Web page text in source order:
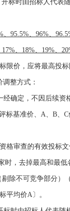
开标时由招标人代表
、 95.5%、 96%、
17%、 18%、 19%、
限价，应将最高投
整方式：
经确定，不因后续资
标基准价、 A、 B、 C
格审查的有效投标
时，去掉最高和最低
剔除不可竞争部分）
平均价A 〕。